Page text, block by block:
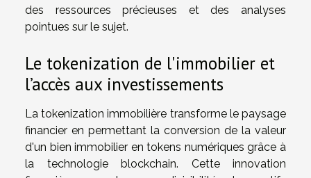
des ressources précieuses et des analyses
pointues sur le sujet.
Le tokenization de l'immobilier et
l’accès aux investissements
La tokenization immobilière transforme le paysage
financier en permettant la conversion de la valeur
d'un bien immobilier en tokens numériques grâce à
la technologie blockchain. Cette innovation